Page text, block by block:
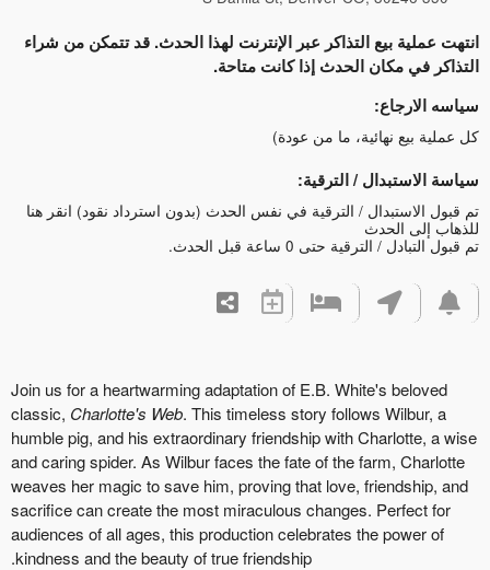
بيع التذاكر عبر الإنترنت لهذا الحدث. قد تتمكن من شراء
مكان الحدث إذا كانت متاحة.
نهائية، ما من عودة)
/ الترقية:
/ الترقية في نفس الحدث (بدون استرداد نقود)انقر هنا
الحدث
حتى 0 ساعة قبل الحدث.
Join us for a heartwarming adaptation of E.B. White's
classic, Charlotte's Web. This timeless story follows
humble pig, and his extraordinary friendship with
and caring spider. As Wilbur faces the fate of the farm,
weaves her magic to save him, proving that love,
sacrifice can create the most miraculous changes.
audiences of all ages, this production celebrates the
kindness and the beauty of true friendship.